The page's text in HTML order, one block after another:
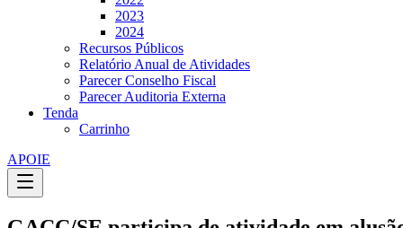
2023
2024
Recursos Públicos
Relatório Anual de Atividades
Parecer Conselho Fiscal
Parecer Auditoria Externa
Tenda
Carrinho
APOIE